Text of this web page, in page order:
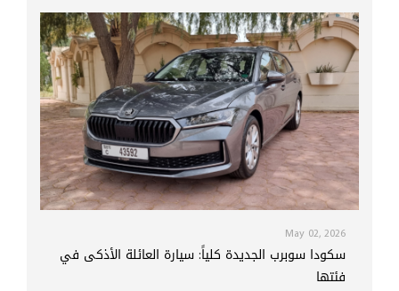
May 02, 2026
سكودا سوبرب الجديدة كلياً: سيارة العائلة الأذكى في
فئتها